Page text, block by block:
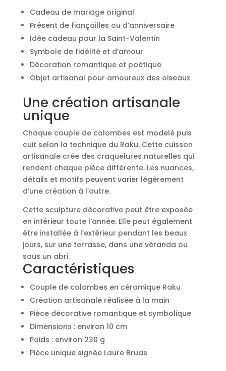
Cadeau de mariage original
Présent de fiançailles ou d’anniversaire
Idée cadeau pour la Saint-Valentin
Symbole de fidélité et d’amour
Décoration romantique et poétique
Objet artisanal pour amoureux des oiseaux
Une création artisanale
unique
Chaque couple de colombes est modelé puis
cuit selon la technique du Raku. Cette cuisson
artisanale crée des craquelures naturelles qui
rendent chaque pièce différente. Les nuances,
détails et motifs peuvent varier légèrement
d’une création à l’autre.
Cette sculpture décorative peut être exposée
en intérieur toute l’année. Elle peut également
être installée à l’extérieur pendant les beaux
jours, sur une terrasse, dans une véranda ou
sous un abri.
Caractéristiques
Couple de colombes en céramique Raku
Création artisanale réalisée à la main
Pièce décorative romantique et symbolique
Dimensions : environ 10 cm
Poids : environ 230 g
Pièce unique signée Laure Bruas